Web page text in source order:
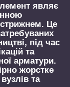
являє
Це
під час
та
арматури.
жорстке
та